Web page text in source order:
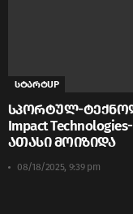
სტარტUP
სპორტულ-
Impact
ათასი მოიზიდა
08/18/2025, 9:39 pm